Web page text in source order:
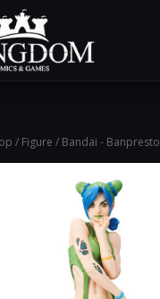
/ Figure / Bandai - Banpresto